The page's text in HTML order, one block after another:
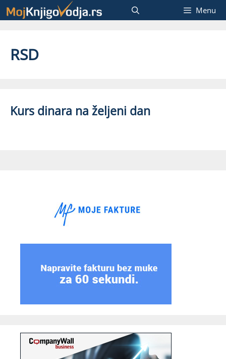
Skip
to
Menu
RSD
Kurs dinara na željeni dan